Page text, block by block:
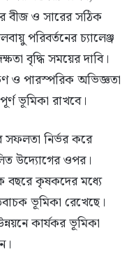
বীজ ও সারের সঠিক
পরিবর্তনের চ্যালেঞ্জ
বৃদ্ধি সময়ের দাবি।
ও পারস্পরিক অভিজ্ঞতা
ভূমিকা রাখবে।
নির্ভর করে
উদ্যোগের ওপর।
বছরে কৃষকদের মধ্যে
ভূমিকা রেখেছে।
কার্যকর ভূমিকা